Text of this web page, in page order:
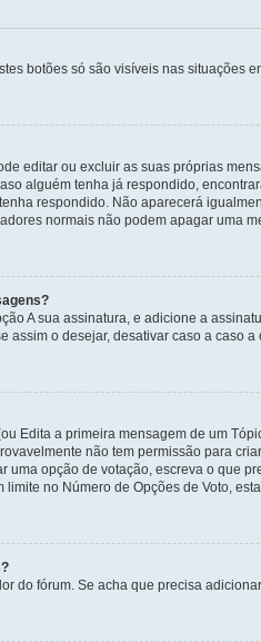
botões só são visíveis nas situações
editar ou excluir as suas próprias
alguém tenha já respondido,
respondido. Não aparecerá
normais não podem apagar uma
A sua assinatura, e adicione a
assim o desejar, desativar caso a caso
Edita a primeira mensagem de um
não tem permissão para
opção de votação, escreva o que
no Número de Opções de Voto,
do fórum. Se acha que precisa